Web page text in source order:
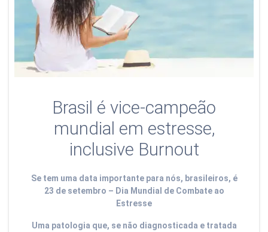
Brasil é vice-campeão
mundial em estresse,
inclusive Burnout
Se tem uma data importante para nós, brasileiros, é
23 de setembro – Dia Mundial de Combate ao
Estresse
Uma patologia que, se não diagnosticada e tratada